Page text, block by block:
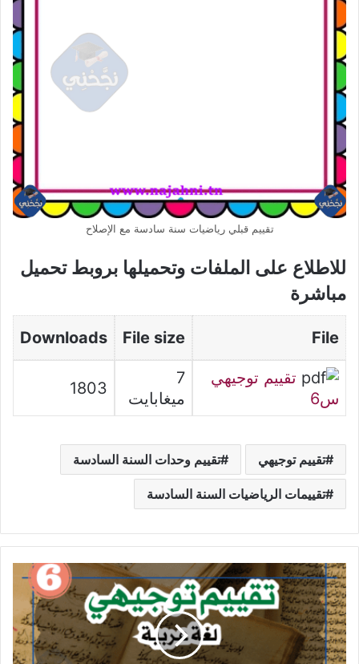
تقييم قبلي رياضيات سنة سادسة مع الإصلاح
للاطلاع على الملفات وتحميلها بروبط تحميل
مباشرة
File
File size
Downloads
تقييم توجيهي
س6
7
ميغابايت
1803
تقييم توجيهي تقييم وحدات السنة السادسة
تقييمات الرياضيات السنة السادسة
تقييم
توجيهي
سنة
سادسة
لغة
عربية